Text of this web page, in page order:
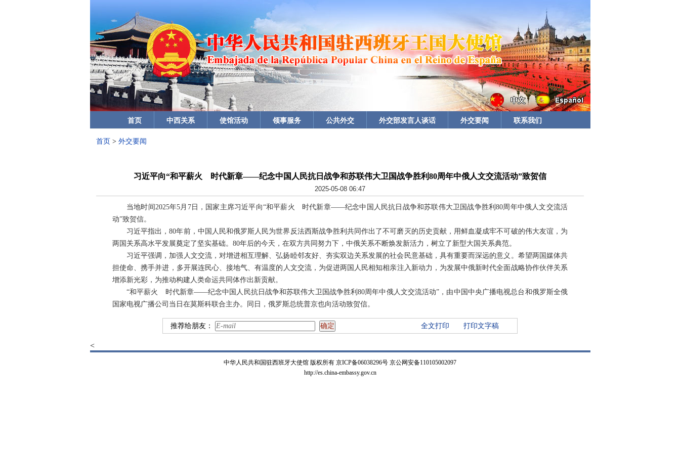
首页 中西关系 使馆活动 领事服务 公共外交 外交部发言人谈话 外交要闻 联系我们
首页 > 外交要闻
习近平向“和平薪火 时代新章——纪念中国人民抗日战争和苏联伟大卫国战争胜利80周年中俄人文交流活动”致贺信
2025-05-08 06:47
当地时间2025年5月7日，国家主席习近平向“和平薪火 时代新章——纪念中国人民抗日战争和苏联伟大卫国战争胜利80周年中俄人文交流活
动”致贺信。
习近平指出，80年前，中国人民和俄罗斯人民为世界反法西斯战争胜利共同作出了不可磨灭的历史贡献，用鲜血凝成牢不可破的伟大友谊，为
两国关系高水平发展奠定了坚实基础。80年后的今天，在双方共同努力下，中俄关系不断焕发新活力，树立了新型大国关系典范。
习近平强调，加强人文交流，对增进相互理解、弘扬睦邻友好、夯实双边关系发展的社会民意基础，具有重要而深远的意义。希望两国媒体共
担使命、携手并进，多开展连民心、接地气、有温度的人文交流，为促进两国人民相知相亲注入新动力，为发展中俄新时代全面战略协作伙伴关系
增添新光彩，为推动构建人类命运共同体作出新贡献。
“和平薪火 时代新章——纪念中国人民抗日战争和苏联伟大卫国战争胜利80周年中俄人文交流活动”，由中国中央广播电视总台和俄罗斯全俄
国家电视广播公司当日在莫斯科联合主办。同日，俄罗斯总统普京也向活动致贺信。
推荐给朋友： 全文打印 打印文字稿
<
中华人民共和国驻西班牙大使馆 版权所有 京ICP备06038296号 京公网安备110105002097
http://es.china-embassy.gov.cn